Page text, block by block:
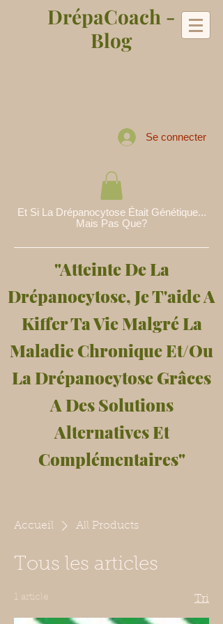
DrépaCoach -
Blog
Se connecter
Et Si La Drépanocytose Était Génétique...
Mais Pas Que?
"Atteinte De La
Drépanocytose, Je T'aide A
Kiffer Ta Vie Malgré La
Maladie Chronique Et/Ou
La Drépanocytose Grâces
A Des Solutions
Alternatives Et
Complémentaires"
Accueil All Products
Tous les articles
1 article Tri